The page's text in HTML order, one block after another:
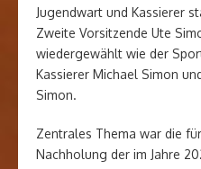
Jugendwart und Kassierer
Zweite Vorsitzende Ute
wiedergewählt wie der
Kassierer Michael Simon
Simon.
Zentrales Thema war die
Nachholung der im Jahre